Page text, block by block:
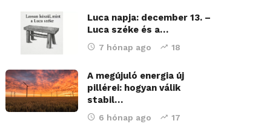
Luca napja: december 13. –
Luca széke és a…
7 hónap ago 18
A megújuló energia új
pillérei: hogyan válik
stabil…
6 hónap ago 17